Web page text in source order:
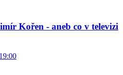
Kořen - aneb co v televizi